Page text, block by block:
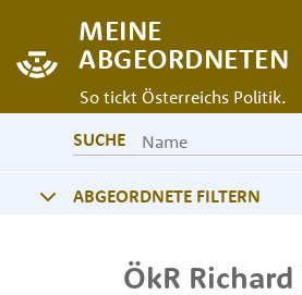
MEINE
ABGEORDNETEN
So tickt Österreichs Politik.
SUCHE
ABGEORDNETE FILTERN
ÖkR Richard